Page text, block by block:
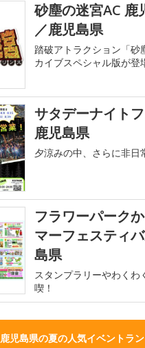
砂塵の迷宮AC 鹿
／鹿児島県
踏破アトラクション「砂
カイブスペシャル版が登
サタデーナイト
鹿児島県
夕涼みの中、さらに非日
フラワーパーク
マーフェスティ
島県
スタンプラリーやわくわ
喫！
鹿児島県の夏の人気イベントラ